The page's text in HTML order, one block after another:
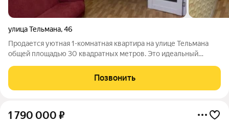
улица Тельмана,46
Продается уютная 1-комнатная квартира на улице Тельмана
общей площадью 30 квадратных метров. Это идеальный
развитой инфраструктурой. Квартира расположена в шаговой
доступности от школ, парков и
Позвонить
1 790 000 ₽